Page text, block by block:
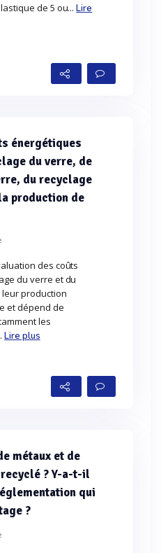
de 5 ou...Lire
énergétiques
du verre, de
du recyclage
production de
des coûts
du verre et du
production
et dépend de
les
Lire plus
métaux et de
? Y-a-t-il
qui
?